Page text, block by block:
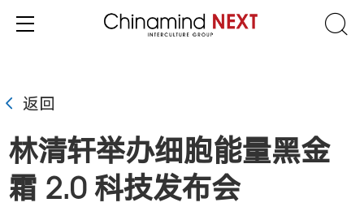
返回
林清轩举办细胞能量黑金
霜 2.0 科技发布会